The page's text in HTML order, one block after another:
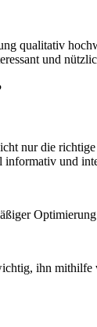
qualitativ
und
nur die
und
ihn